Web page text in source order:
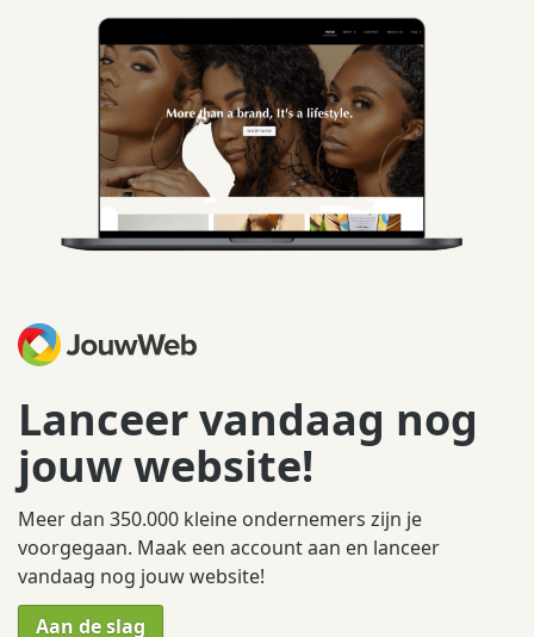
Lanceer vandaag nog
jouw website!
Meer dan 350.000 kleine ondernemers zijn je
voorgegaan. Maak een account aan en lanceer
vandaag nog jouw website!
Aan de slag